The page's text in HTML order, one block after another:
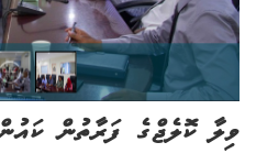
ވިލާ ކޮލެޖްގެ ފަރާތުން